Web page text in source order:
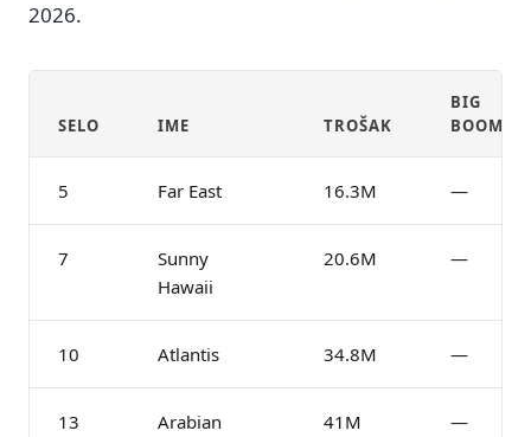
2026.
SELO IME TROŠAK
BIG
BOOM?
5 Far East 16.3M —
7
Sunny
Hawaii
20.6M —
10 Atlantis 34.8M —
13
Arabian
41M —